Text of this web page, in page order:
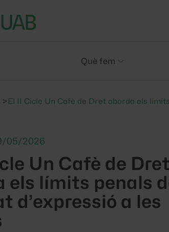
Què fem
El II Cicle Un Cafè de Dret aborda els
05/2026
Un Cafè de Dret
els límits penals
d’expressió a les